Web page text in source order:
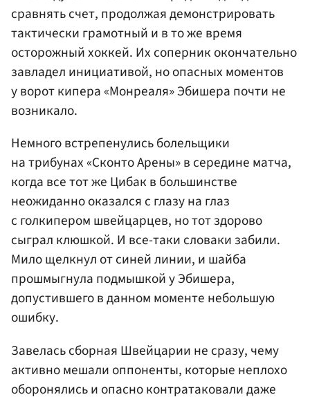
сравнять счет, продолжая демонстрировать
тактически грамотный и в то же время
осторожный хоккей. Их соперник окончательно
завладел инициативой, но опасных моментов
у ворот кипера «Монреаля» Эбишера почти не
возникало.
Немного встрепенулись болельщики
на трибунах «Сконто Арены» в середине матча,
когда все тот же Цибак в большинстве
неожиданно оказался с глазу на глаз
с голкипером швейцарцев, но тот здорово
сыграл клюшкой. И все-таки словаки забили.
Мило щелкнул от синей линии, и шайба
прошмыгнула подмышкой у Эбишера,
допустившего в данном моменте небольшую
ошибку.
Завелась сборная Швейцарии не сразу, чему
активно мешали оппоненты, которые неплохо
оборонялись и опасно контратаковали даже